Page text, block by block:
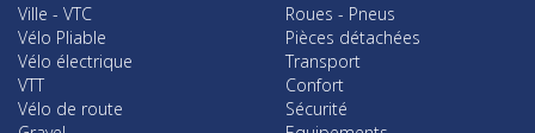
Ville - VTC
Vélo Pliable
Vélo électrique
VTT
Vélo de route
Roues - Pneus
Pièces détachées
Transport
Confort
Sécurité